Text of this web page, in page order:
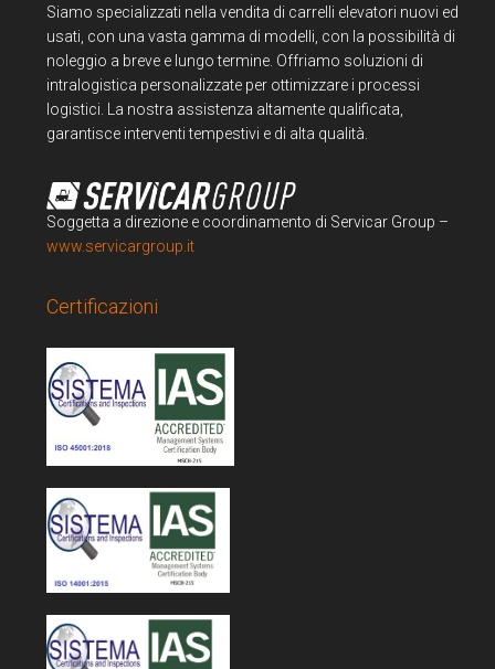
Siamo specializzati nella vendita di carrelli elevatori nuovi ed
usati, con una vasta gamma di modelli, con la possibilità di
noleggio a breve e lungo termine. Offriamo soluzioni di
intralogistica personalizzate per ottimizzare i processi
logistici. La nostra assistenza altamente qualificata,
garantisce interventi tempestivi e di alta qualità.
Soggetta a direzione e coordinamento di Servicar Group –
www.servicargroup.it
Certificazioni